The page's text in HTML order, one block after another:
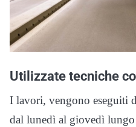
Utilizzate tecniche
I lavori, vengono eseguiti
dal lunedì al giovedì